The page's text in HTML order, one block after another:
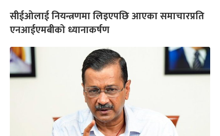
सीईओलाई नियन्त्रणमा लिइएपछि आएका समाचारप्रति
एनआईएमबीको ध्यानाकर्षण